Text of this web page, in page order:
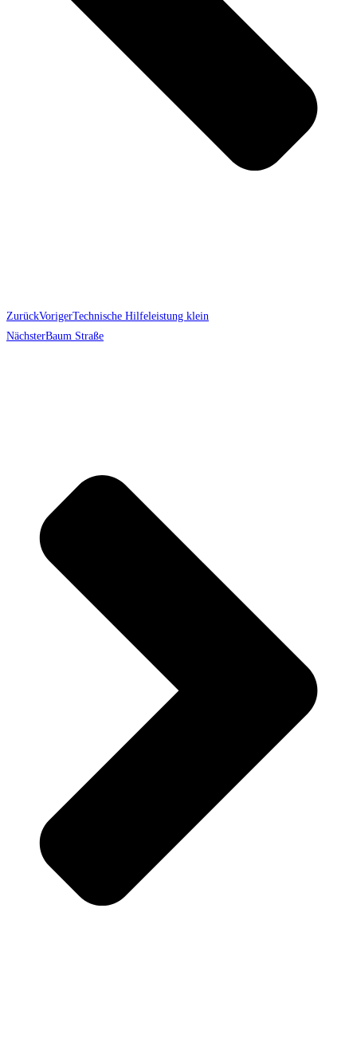
ZurückVorigerTechnische Hilfeleistung klein
NächsterBaum Straße